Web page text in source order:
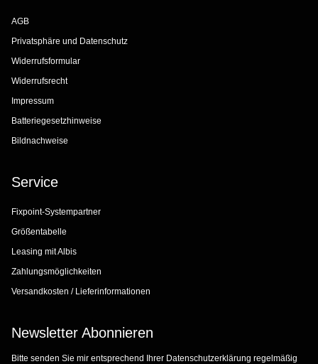
AGB
Privatsphäre und Datenschutz
Widerrufsformular
Widerrufsrecht
Impressum
Batteriegesetzhinweise
Bildnachweise
Service
Fixpoint-Systempartner
Größentabelle
Leasing mit Albis
Zahlungsmöglichkeiten
Versandkosten / Lieferinformationen
Newsletter Abonnieren
Bitte senden Sie mir entsprechend Ihrer Datenschutzerklärung regelmäßig